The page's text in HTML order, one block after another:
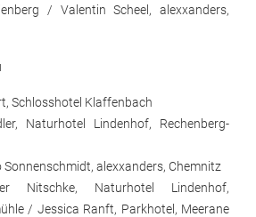
/ Valentin Scheel, alexxanders,
Schlosshotel Klaffenbach
Naturhotel Lindenhof, Rechenberg-
Sonnenschmidt, alexxanders, Chemnitz
Nitschke, Naturhotel Lindenhof,
/ Jessica Ranft, Parkhotel, Meerane